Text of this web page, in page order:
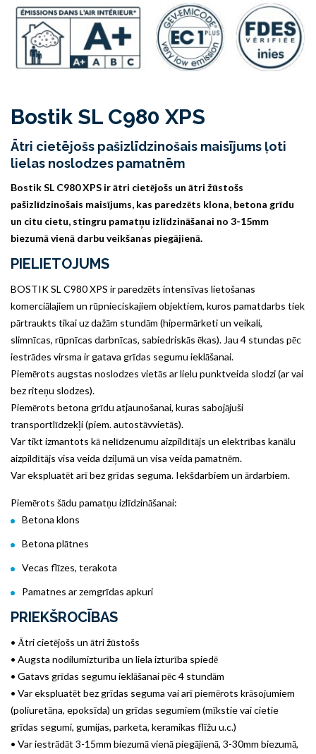
Bostik SL C980 XPS
Ātri cietējošs pašizlīdzinošais maisījums ļoti
lielas noslodzes pamatnēm
Bostik SL C980 XPS ir ātri cietējošs un ātri žūstošs
pašizlīdzinošais maisījums, kas paredzēts klona, betona grīdu
un citu cietu, stingru pamatņu izlīdzināšanai no 3-15mm
biezumā vienā darbu veikšanas piegājienā.
PIELIETOJUMS
BOSTIK SL C980 XPS ir paredzēts intensīvas lietošanas
komerciālajiem un rūpnieciskajiem objektiem, kuros pamatdarbs tiek
pārtraukts tikai uz dažām stundām (hipermārketi un veikali,
slimnīcas, rūpnīcas darbnīcas, sabiedriskās ēkas). Jau 4 stundas pēc
iestrādes virsma ir gatava grīdas segumu ieklāšanai.
Piemērots augstas noslodzes vietās ar lielu punktveida slodzi (ar vai
bez riteņu slodzes).
Piemērots betona grīdu atjaunošanai, kuras sabojājuši
transportlīdzekļi (piem. autostāvvietās).
Var tikt izmantots kā nelīdzenumu aizpildītājs un elektrības kanālu
aizpildītājs visa veida dziļumā un visa veida pamatnēm.
Var ekspluatēt arī bez grīdas seguma. Iekšdarbiem un ārdarbiem.
Piemērots šādu pamatņu izlīdzināšanai:
Betona klons
Betona plātnes
Vecas flīzes, terakota
Pamatnes ar zemgrīdas apkuri
PRIEKŠROCĪBAS
• Ātri cietējošs un ātri žūstošs
• Augsta nodilumizturība un liela izturība spiedē
• Gatavs grīdas segumu ieklāšanai pēc 4 stundām
• Var ekspluatēt bez grīdas seguma vai arī piemērots krāsojumiem
(poliuretāna, epoksīda) un grīdas segumiem (mīkstie vai cietie
grīdas segumi, gumijas, parketa, keramikas flīžu u.c.)
• Var iestrādāt 3-15mm biezumā vienā piegājienā, 3-30mm biezumā,